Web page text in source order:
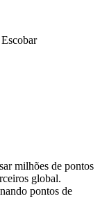
Escobar
milhões de pontos
global.
pontos de